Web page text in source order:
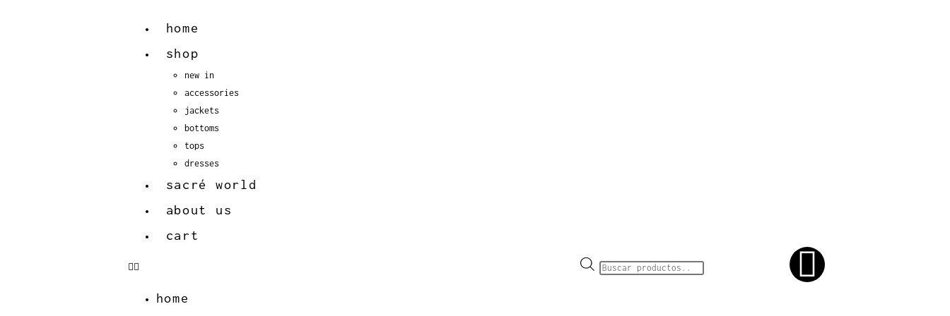
home
shop
new in
accessories
jackets
bottoms
tops
dresses
sacré world
about us
cart
home